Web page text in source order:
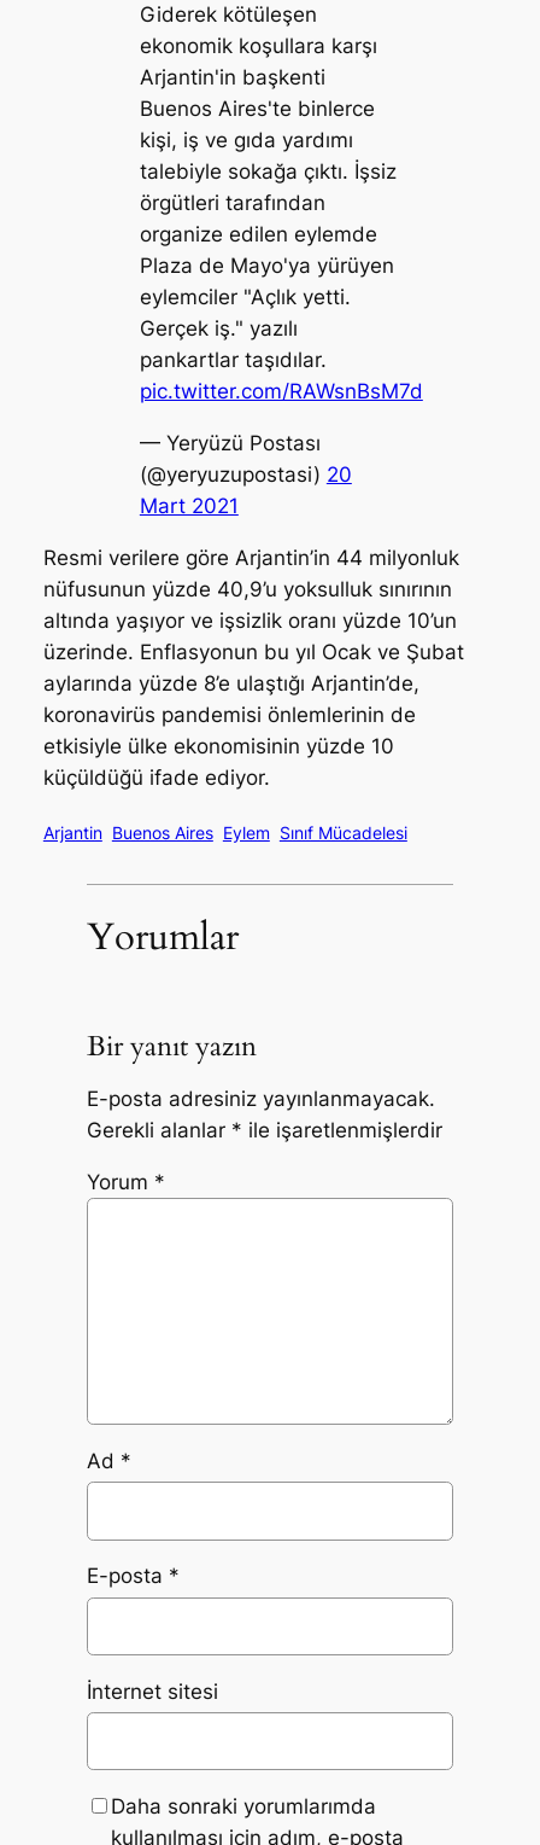
Giderek kötüleşen
ekonomik koşullara karşı
Arjantin'in başkenti
Buenos Aires'te binlerce
kişi, iş ve gıda yardımı
talebiyle sokağa çıktı. İşsiz
örgütleri tarafından
organize edilen eylemde
Plaza de Mayo'ya yürüyen
eylemciler "Açlık yetti.
Gerçek iş." yazılı
pankartlar taşıdılar.
pic.twitter.com/RAWsnBsM7d
— Yeryüzü Postası
(@yeryuzupostasi) 20
Mart 2021
Resmi verilere göre Arjantin’in 44 milyonluk
nüfusunun yüzde 40,9’u yoksulluk sınırının
altında yaşıyor ve işsizlik oranı yüzde 10’un
üzerinde. Enflasyonun bu yıl Ocak ve Şubat
aylarında yüzde 8’e ulaştığı Arjantin’de,
koronavirüs pandemisi önlemlerinin de
etkisiyle ülke ekonomisinin yüzde 10
küçüldüğü ifade ediyor.
Arjantin Buenos Aires Eylem Sınıf Mücadelesi
Yorumlar
Bir yanıt yazın
E-posta adresiniz yayınlanmayacak.
Gerekli alanlar * ile işaretlenmişlerdir
Yorum *
Ad *
E-posta *
İnternet sitesi
Daha sonraki yorumlarımda
kullanılması için adım, e-posta